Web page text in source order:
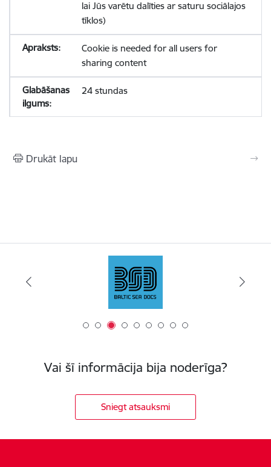
lai Jūs varētu dalīties ar saturu sociālajos
tīklos)
Cookie is needed for all users for
sharing content
24 stundas
Drukāt lapu
Vai šī informācija bija noderīga?
Sniegt atsauksmi